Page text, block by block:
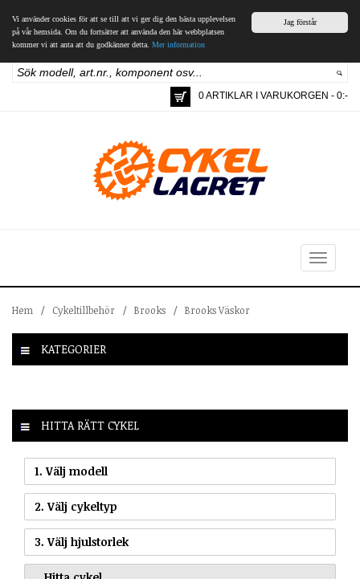
Jag förstår
Vi använder cookies för att se till att vi ger dig den bästa upplevelsen
på vår hemsida. Om du fortsätter att använda den här webbplatsen
kommer vi att anta att du godkänner detta. Mer information
0 ARTIKLAR I VARUKORGEN - 0:-
Toggle
navigation
Hem / Cykeltillbehör / Brooks / Brooks Väskor
KATEGORIER
HITTA RÄTT CYKEL
1. Välj modell
2. Välj cykeltyp
3. Välj hjulstorlek